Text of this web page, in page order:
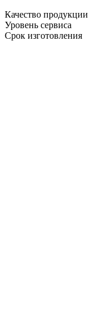
Качество продукции
Уровень сервиса
Срок изготовления